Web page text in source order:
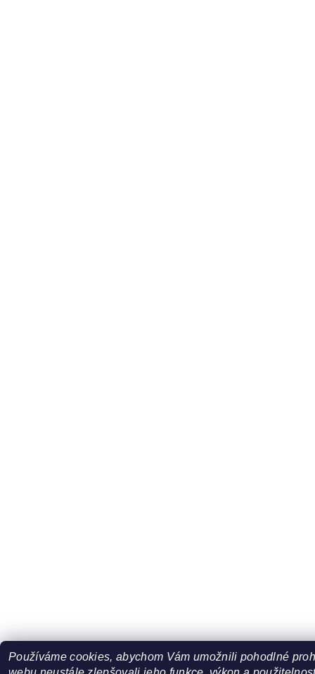
Používáme cookies, abychom Vám umožnili pohodlné